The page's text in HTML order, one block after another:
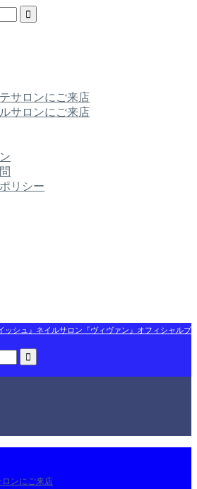
サロンにご来店
サロンにご来店
リシー
ッシュ』ネイルサロン『ヴィヴァン』オフィシャルブ
ンにご来店